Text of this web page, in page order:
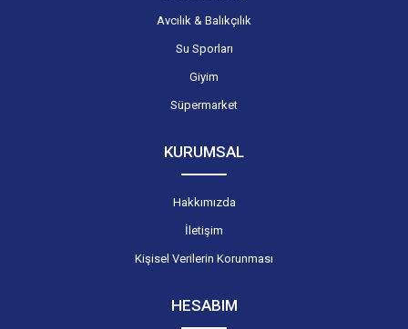
Avcılık & Balıkçılık
Su Sporları
Giyim
Süpermarket
KURUMSAL
Hakkımızda
İletişim
Kişisel Verilerin Korunması
HESABIM